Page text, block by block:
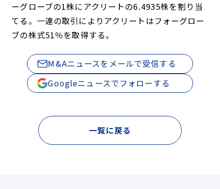
ーグローブの1株にアクリートの6.4935株を割り当
てる。一連の取引によりアクリートはフォーグロー
ブの株式51％を取得する。
M&Aニュースをメールで受信する
Googleニュースでフォローする
一覧に戻る